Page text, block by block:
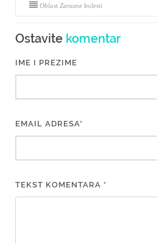
Oblast Zarazne bolesti
Ostavite komentar
IME I PREZIME
EMAIL ADRESA*
TEKST KOMENTARA *